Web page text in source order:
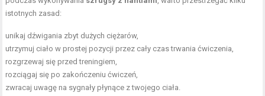
istotnych zasad:
unikaj dźwigania zbyt dużych ciężarów,
utrzymuj ciało w prostej pozycji przez cały czas trwania ćwiczenia,
rozgrzewaj się przed treningiem,
rozciągaj się po zakończeniu ćwiczeń,
zwracaj uwagę na sygnały płynące z twojego ciała.